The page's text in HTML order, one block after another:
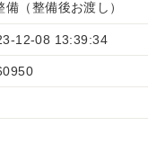
備（整備後お渡し）
12-08 13:39:34